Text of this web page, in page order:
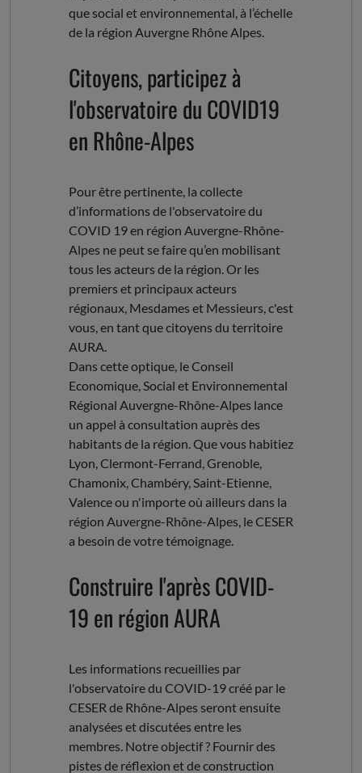
que social et environnemental, à l’échelle
de la région Auvergne Rhône Alpes.
Citoyens, participez à
l'observatoire du COVID19
en Rhône-Alpes
Pour être pertinente, la collecte
d’informations de l'observatoire du
COVID 19 en région Auvergne-Rhône-
Alpes ne peut se faire qu’en mobilisant
tous les acteurs de la région. Or les
premiers et principaux acteurs
régionaux, Mesdames et Messieurs, c'est
vous, en tant que citoyens du territoire
AURA.
Dans cette optique, le Conseil
Economique, Social et Environnemental
Régional Auvergne-Rhône-Alpes lance
un appel à consultation auprès des
habitants de la région. Que vous habitiez
Lyon, Clermont-Ferrand, Grenoble,
Chamonix, Chambéry, Saint-Etienne,
Valence ou n'importe où ailleurs dans la
région Auvergne-Rhône-Alpes, le CESER
a besoin de votre témoignage.
Construire l'après COVID-
19 en région AURA
Les informations recueillies par
l'observatoire du COVID-19 créé par le
CESER de Rhône-Alpes seront ensuite
analysées et discutées entre les
membres. Notre objectif ? Fournir des
pistes de réflexion et de construction